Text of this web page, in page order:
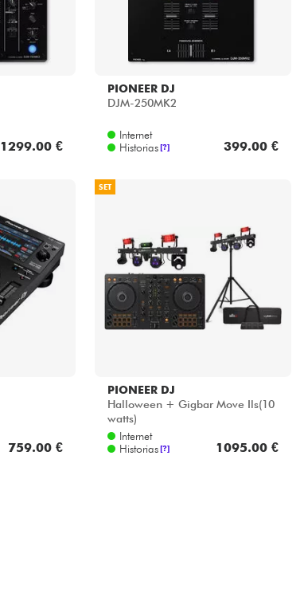
1299.00 €
PIONEER DJ
DJM-250MK2
Internet
Historias [?] 399.00 €
759.00 €
SET
PIONEER DJ
Halloween + Gigbar Move Ils(10
watts)
Internet
Historias [?] 1095.00 €